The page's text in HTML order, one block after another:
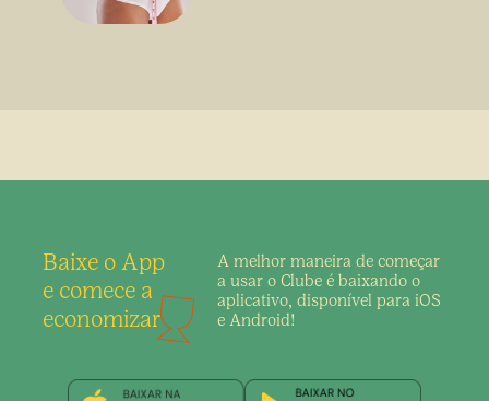
Baixe o App
e comece a
economizar
A melhor maneira de começar
a usar o Clube é baixando o
aplicativo, disponível para iOS
e Android!